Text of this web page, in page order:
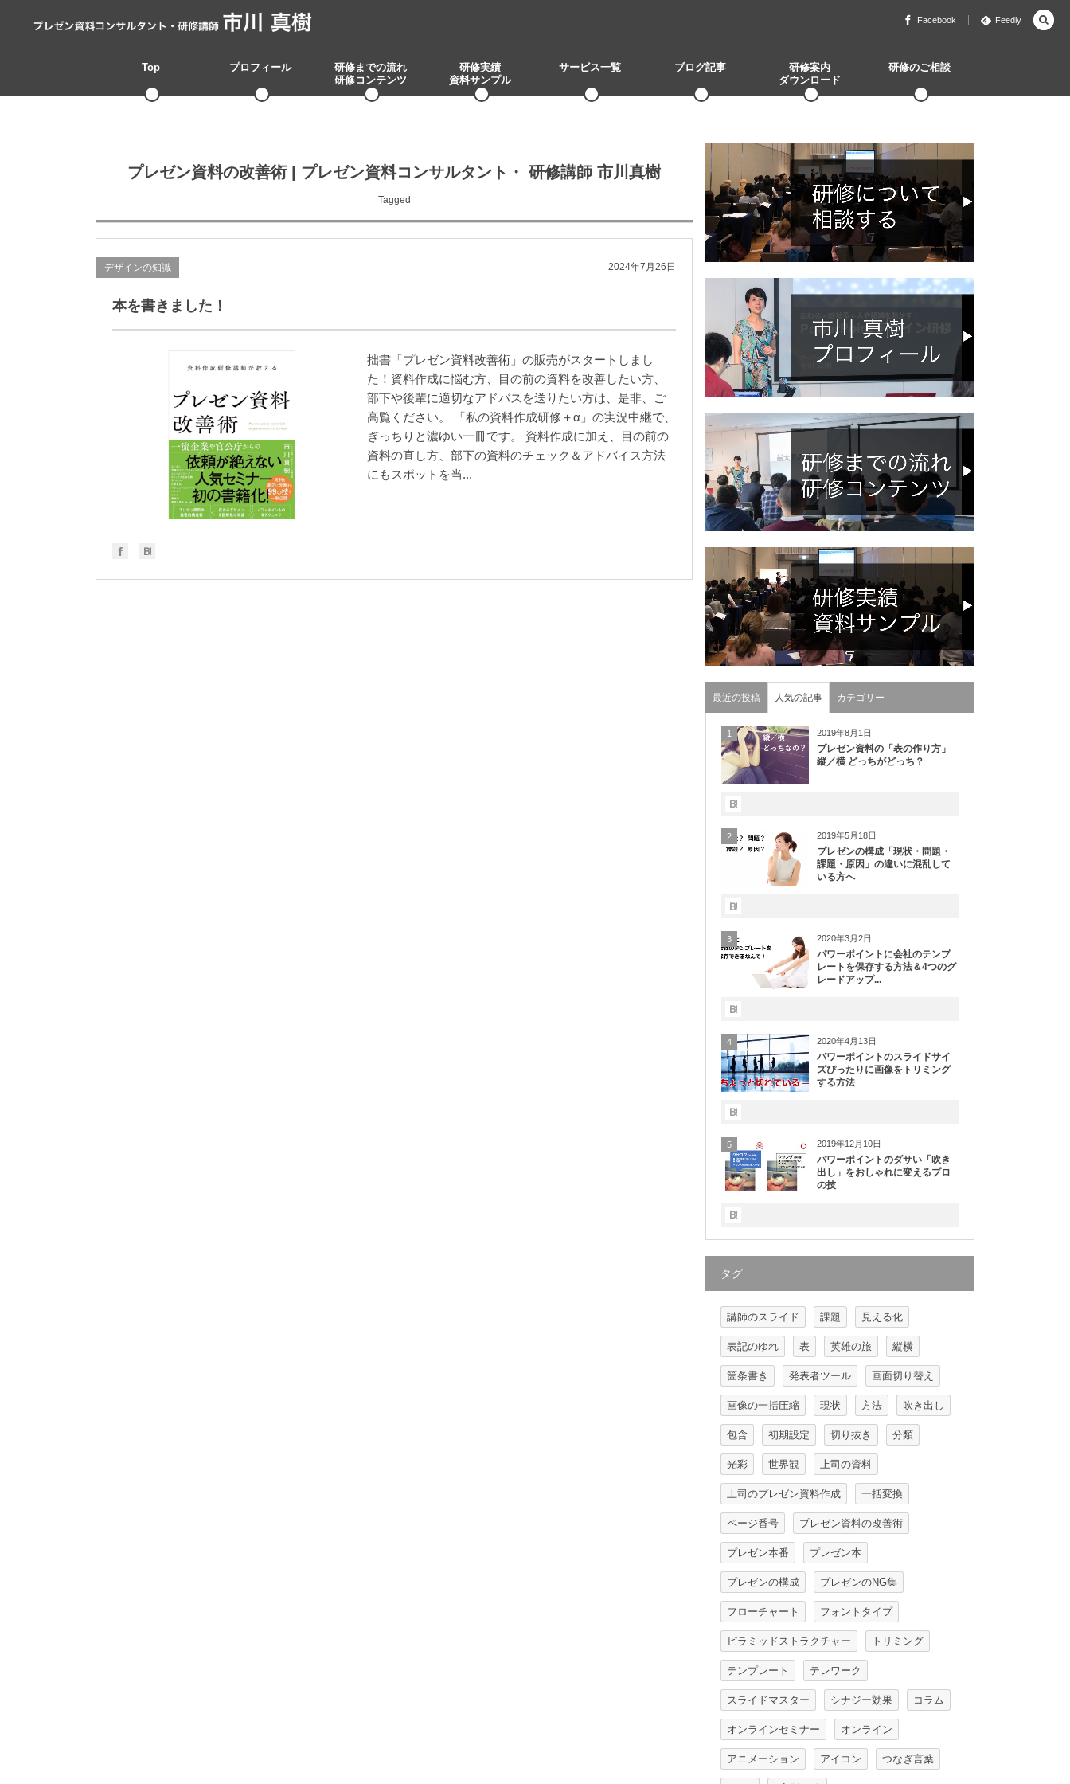
Facebook Feedly
Top プロフィール
研修までの流れ
研修コンテンツ
研修実績
資料サンプル
サービス一覧 ブログ記事
研修案内
ダウンロード
研修のご相談
プレゼン資料の改善術 | プレゼン資料コンサルタント・ 研修講師 市川真樹
Tagged
デザインの知識 2024年7月26日
本を書きました！
拙書「プレゼン資料改善術」の販売がスタートしまし
た！資料作成に悩む方、目の前の資料を改善したい方、
部下や後輩に適切なアドバスを送りたい方は、是非、ご
高覧ください。 「私の資料作成研修＋α」の実況中継で、
ぎっちりと濃ゆい一冊です。 資料作成に加え、目の前の
資料の直し方、部下の資料のチェック＆アドバイス方法
にもスポットを当...
最近の投稿 人気の記事 カテゴリー
1 2019年8月1日
プレゼン資料の「表の作り方」
縦／横 どっちがどっち？
2 2019年5月18日
プレゼンの構成「現状・問題・
課題・原因」の違いに混乱して
いる方へ
3 2020年3月2日
パワーポイントに会社のテンプ
レートを保存する方法＆4つのグ
レードアップ...
4 2020年4月13日
パワーポイントのスライドサイ
ズぴったりに画像をトリミング
する方法
5 2019年12月10日
パワーポイントのダサい「吹き
出し」をおしゃれに変えるプロ
の技
タグ
講師のスライド 課題 見える化
表記のゆれ 表 英雄の旅 縦横
箇条書き 発表者ツール 画面切り替え
画像の一括圧縮 現状 方法 吹き出し
包含 初期設定 切り抜き 分類
光彩 世界観 上司の資料
上司のプレゼン資料作成 一括変換
ページ番号 プレゼン資料の改善術
プレゼン本番 プレゼン本
プレゼンの構成 プレゼンのNG集
フローチャート フォントタイプ
ピラミッドストラクチャー トリミング
テンプレート テレワーク
スライドマスター シナジー効果 コラム
オンラインセミナー オンライン
アニメーション アイコン つなぎ言葉